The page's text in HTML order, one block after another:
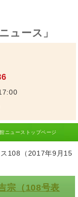
ュース」
ニューストップページ
108（2017年9月15
宗（108号表